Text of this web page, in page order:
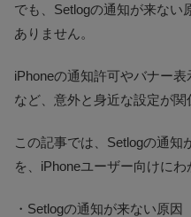
でも、Setlogの通知が来ない
ありません。
iPhoneの通知許可やバナー
など、意外と身近な設定が関
この記事では、Setlogの通知
を、iPhoneユーザー向けにわ
・Setlogの通知が来ない原因